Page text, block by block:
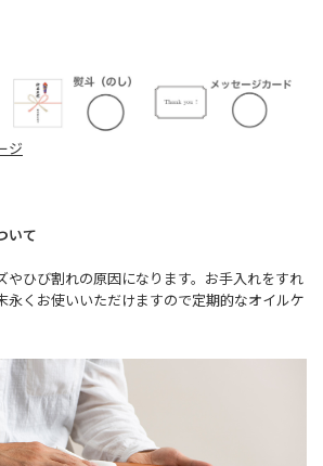
ジ
いて
やひび割れの原因になります。お手入れをすれ
永くお使いいただけますので定期的なオイルケ